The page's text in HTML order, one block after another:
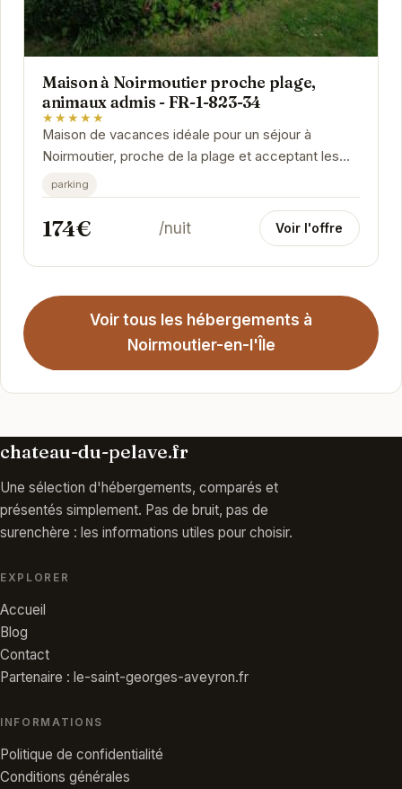
Maison à Noirmoutier proche plage,
animaux admis - FR-1-823-34
★★★★★
Maison de vacances idéale pour un séjour à
Noirmoutier, proche de la plage et acceptant les
animaux de compagnie. Profitez d'un
environnement...
parking
174€ /nuit Voir l'offre
Voir tous les hébergements à
Noirmoutier-en-l'Île
chateau-du-pelave.fr
Une sélection d'hébergements, comparés et
présentés simplement. Pas de bruit, pas de
surenchère : les informations utiles pour choisir.
EXPLORER
Accueil
Blog
Contact
Partenaire : le-saint-georges-aveyron.fr
INFORMATIONS
Politique de confidentialité
Conditions générales